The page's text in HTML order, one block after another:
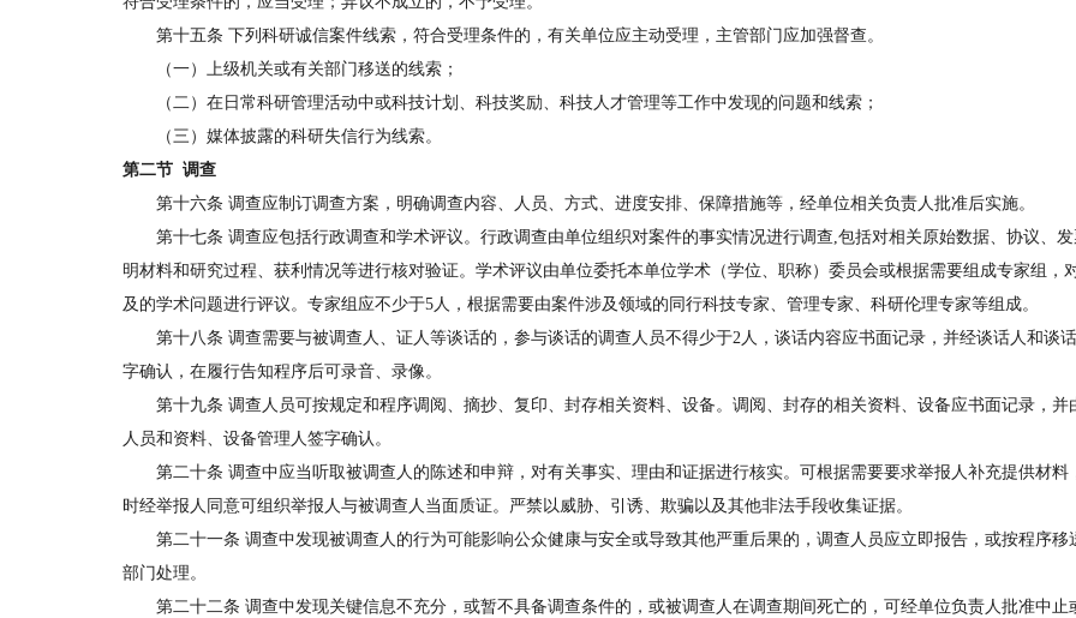
第十五条 下列科研诚信案件线索，符合受理条件的，有关单位应主动受理，主管部门应加强督查。
（一）上级机关或有关部门移送的线索；
（二）在日常科研管理活动中或科技计划、科技奖励、科技人才管理等工作中发现的问题和线索；
（三）媒体披露的科研失信行为线索。
第二节 调查
第十六条 调查应制订调查方案，明确调查内容、人员、方式、进度安排、保障措施等，经单位相关负责人批准后实施。
第十七条 调查应包括行政调查和学术评议。行政调查由单位组织对案件的事实情况进行调查,包括对相关原始数据、协议、发
明材料和研究过程、获利情况等进行核对验证。学术评议由单位委托本单位学术（学位、职称）委员会或根据需要组成专家组，
及的学术问题进行评议。专家组应不少于5人，根据需要由案件涉及领域的同行科技专家、管理专家、科研伦理专家等组成。
第十八条 调查需要与被调查人、证人等谈话的，参与谈话的调查人员不得少于2人，谈话内容应书面记录，并经谈话人和谈
字确认，在履行告知程序后可录音、录像。
第十九条 调查人员可按规定和程序调阅、摘抄、复印、封存相关资料、设备。调阅、封存的相关资料、设备应书面记录，并
人员和资料、设备管理人签字确认。
第二十条 调查中应当听取被调查人的陈述和申辩，对有关事实、理由和证据进行核实。可根据需要要求举报人补充提供材料
时经举报人同意可组织举报人与被调查人当面质证。严禁以威胁、引诱、欺骗以及其他非法手段收集证据。
第二十一条 调查中发现被调查人的行为可能影响公众健康与安全或导致其他严重后果的，调查人员应立即报告，或按程序移
部门处理。
第二十二条 调查中发现关键信息不充分，或暂不具备调查条件的，或被调查人在调查期间死亡的，可经单位负责人批准中止